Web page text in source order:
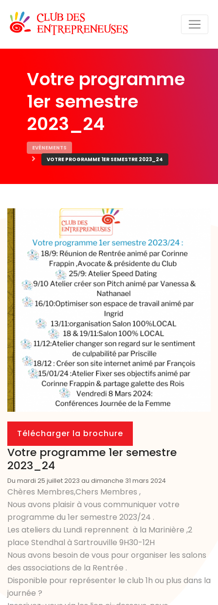
Votre programme
1er semestre
2023_24
EVÈNEMENTS
VOTRE PROGRAMME 1ER SEMESTRE 2023_24
Télécharger la brochure
Votre programme 1er semestre
2023_24
Du mardi 25 juillet 2023 au dimanche 31 mars 2024
Chères Membres,Chers Membres ,
Nous avons plaisir à vous communiquer votre
programme du 1er semestre 2023/24 .
Les ateliers du Lundi reprennent à la Marinière ,2
place Stendhal à Sartrouville 9H30-12H
Nous avons besoin de vous pour organiser les salons
des associations de la Rentrée .
Disponible pour représenter le club 1h ou plus dans la
journée ?